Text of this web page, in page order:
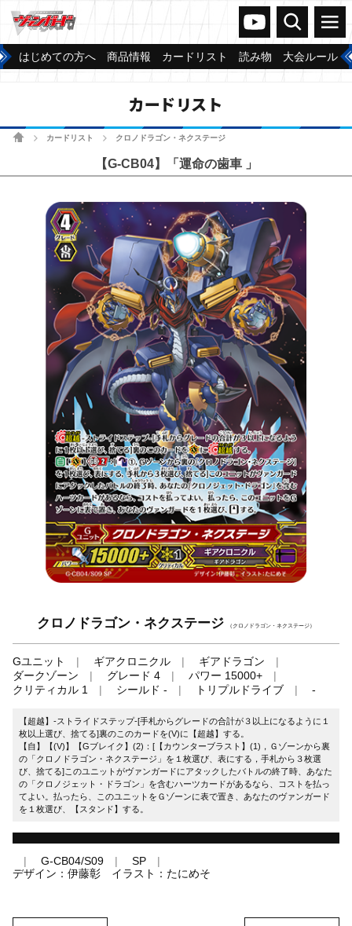
ヴァンガードch
検索 メニュー
はじめての方へ 商品情報 カードリスト 読み物 大会ルール
カードリスト
ホームカードリスト クロノドラゴン・ネクステージ
【G-CB04】「運命の歯車 」
クロノドラゴン・ネクステージ （クロノドラゴン・ネクステージ）
Gユニット ギアクロニクル
ギアドラゴン
ダークゾーン
グレード 4
パワー 15000+
クリティカル 1
シールド - トリプルドライブ -
【超越】-ストライドステップ-[手札からグレードの合計が３以上になるように１
枚以上選び、捨てる]裏のこのカードを(V)に【超越】する。
【自】【(V)】【Gブレイク】(2)：[【カウンターブラスト】(1)，Ｇゾーンから裏
の「クロノドラゴン・ネクステージ」を１枚選び、表にする，手札から３枚選
び、捨てる]このユニットがヴァンガードにアタックしたバトルの終了時、あなた
の「クロノジェット・ドラゴン」を含むハーツカードがあるなら、コストを払っ
てよい。払ったら、このユニットをＧゾーンに表で置き、あなたのヴァンガード
を１枚選び、【スタンド】する。
G-CB04/S09
SP
デザイン：伊藤彰 イラスト：たにめそ